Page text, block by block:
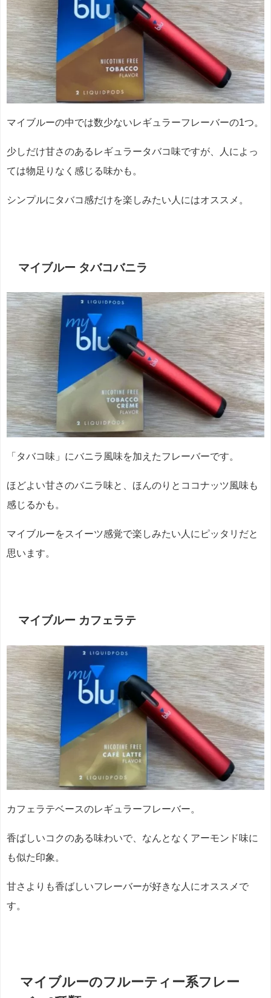
マイブルーの中では数少ないレギュラーフレーバーの1つ。
少しだけ甘さのあるレギュラータバコ味ですが、人によっ
ては物足りなく感じる味かも。
シンプルにタバコ感だけを楽しみたい人にはオススメ。
マイブルー タバコバニラ
「タバコ味」にバニラ風味を加えたフレーバーです。
ほどよい甘さのバニラ味と、ほんのりとココナッツ風味も
感じるかも。
マイブルーをスイーツ感覚で楽しみたい人にピッタリだと
思います。
マイブルー カフェラテ
カフェラテベースのレギュラーフレーバー。
香ばしいコクのある味わいで、なんとなくアーモンド味に
も似た印象。
甘さよりも香ばしいフレーバーが好きな人にオススメで
す。
マイブルーのフルーティー系フレー